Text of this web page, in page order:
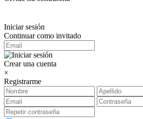
Iniciar sesión
Continuar como invitado
Crear una cuenta
×
Registrarme